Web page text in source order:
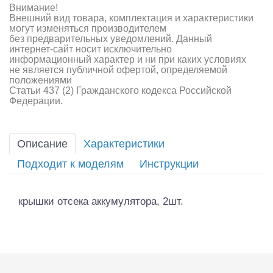
Внимание!
Внешний вид товара, комплектация и характеристики
могут изменяться производителем
без предварительных уведомлений. Данный
интернет-сайт носит исключительно
информационный характер и ни при каких условиях
не является публичной офертой, определяемой
положениями
Статьи 437 (2) Гражданского кодекса Российской
Федерации.
Описание
Характеристики
Подходит к моделям
Инструкции
крышки отсека аккумулятора, 2шт.